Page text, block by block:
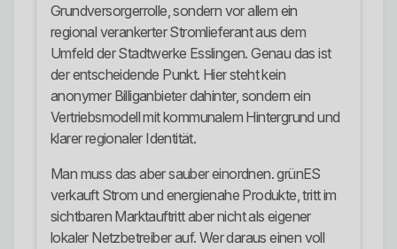
Grundversorgerrolle, sondern vor allem ein
regional verankerter Stromlieferant aus dem
Umfeld der Stadtwerke Esslingen. Genau das ist
der entscheidende Punkt. Hier steht kein
anonymer Billiganbieter dahinter, sondern ein
Vertriebsmodell mit kommunalem Hintergrund und
klarer regionaler Identität.
Man muss das aber sauber einordnen. grünES
verkauft Strom und energienahe Produkte, tritt im
sichtbaren Marktauftritt aber nicht als eigener
lokaler Netzbetreiber auf. Wer daraus einen voll